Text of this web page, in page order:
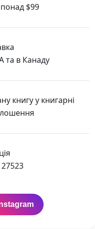
$99
та в Канаду
книгу у книгарні